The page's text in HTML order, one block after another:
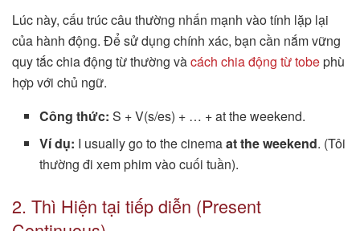
Lúc này, cấu trúc câu thường nhấn mạnh vào tính lặp lại
của hành động. Để sử dụng chính xác, bạn cần nắm vững
quy tắc chia động từ thường vàcách chia động từ tobephù
hợp với chủ ngữ.
Công thức: S + V(s/es) + … + at the weekend.
Ví dụ: I usually go to the cinemaat the weekend. (Tôi
thường đi xem phim vào cuối tuần).
2. Thì Hiện tại tiếp diễn (Present